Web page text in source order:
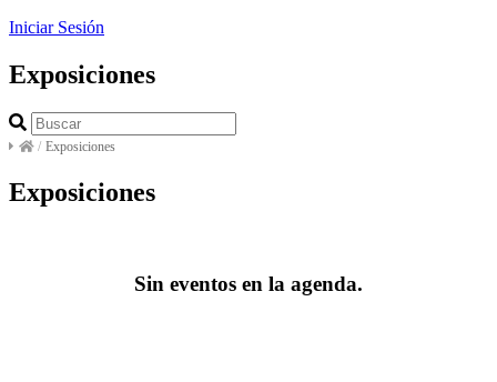
Iniciar Sesión
Exposiciones
/ Exposiciones
Exposiciones
Sin eventos en la agenda.